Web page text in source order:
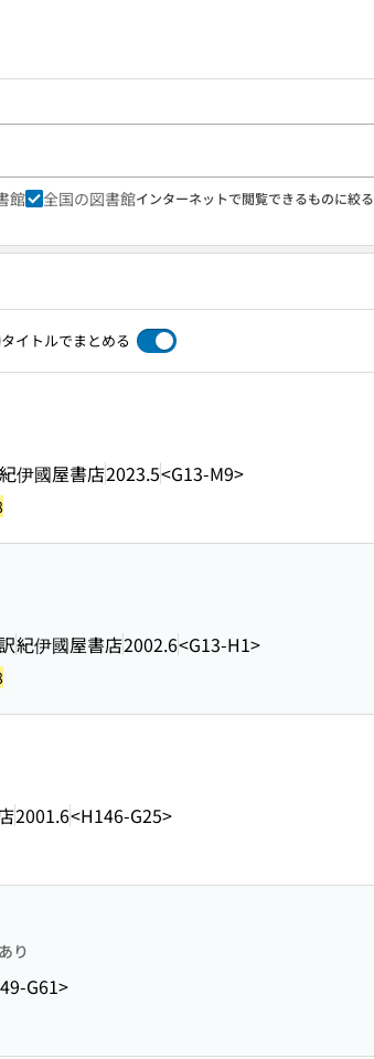
館 全国の図書館インターネットで閲覧できるものに絞る
タイトルでまとめる
紀伊國屋書店2023.5<G13-M9>
紀伊國屋書店2002.6<G13-H1>
2001.6<H146-G25>
り
G61>